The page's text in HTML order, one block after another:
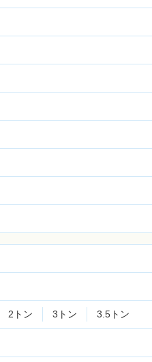
2トン 3トン 3.5トン